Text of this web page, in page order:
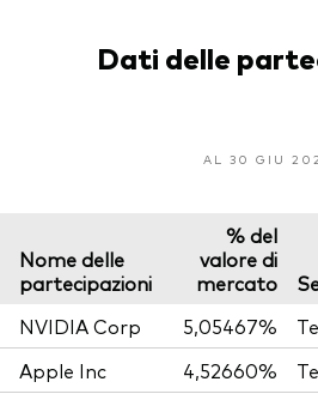
Dati delle
AL 30 GIU
Nome delle
partecipazioni
% del
valore di
mercato
NVIDIA Corp
5,05467%
Apple Inc
4,52660%